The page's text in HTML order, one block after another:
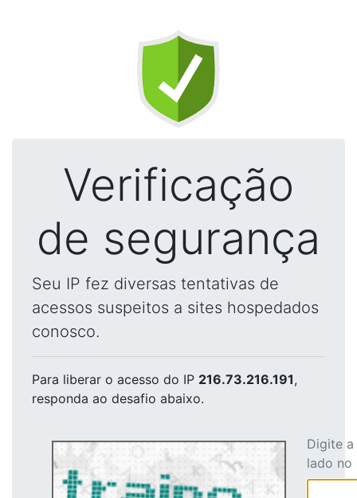
Verificação
de segurança
Seu IP fez diversas tentativas de
acessos suspeitos a sites hospedados
conosco.
Para liberar o acesso do IP 216.73.216.191,
responda ao desafio abaixo.
Digite
lado no